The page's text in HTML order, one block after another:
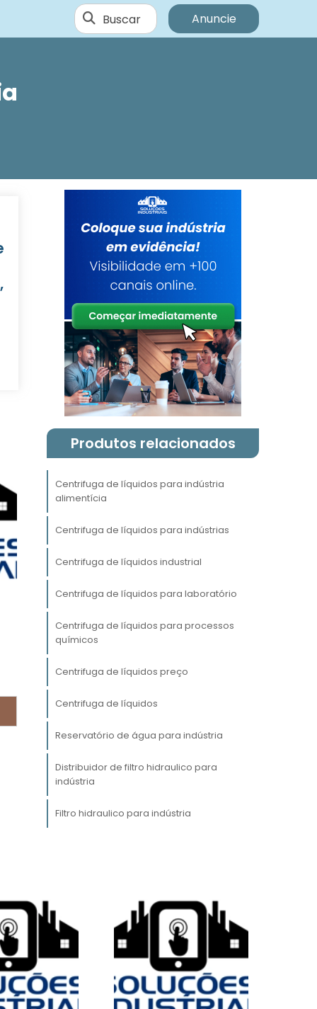
Buscar Anuncie
Produtos relacionados
Centrifuga de líquidos para indústria
alimentícia
Centrifuga de líquidos para indústrias
Centrifuga de líquidos industrial
Centrifuga de líquidos para laboratório
Centrifuga de líquidos para processos
químicos
Centrifuga de líquidos preço
Centrifuga de líquidos
Reservatório de água para indústria
Distribuidor de filtro hidraulico para
indústria
Filtro hidraulico para indústria